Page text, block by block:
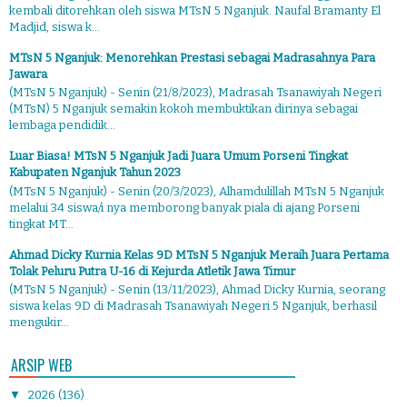
kembali ditorehkan oleh siswa MTsN 5 Nganjuk. Naufal Bramanty El
Madjid, siswa k...
MTsN 5 Nganjuk: Menorehkan Prestasi sebagai Madrasahnya Para
Jawara
(MTsN 5 Nganjuk) - Senin (21/8/2023), Madrasah Tsanawiyah Negeri
(MTsN) 5 Nganjuk semakin kokoh membuktikan dirinya sebagai
lembaga pendidik...
Luar Biasa! MTsN 5 Nganjuk Jadi Juara Umum Porseni Tingkat
Kabupaten Nganjuk Tahun 2023
(MTsN 5 Nganjuk) - Senin (20/3/2023), Alhamdulillah MTsN 5 Nganjuk
melalui 34 siswa/i nya memborong banyak piala di ajang Porseni
tingkat MT...
Ahmad Dicky Kurnia Kelas 9D MTsN 5 Nganjuk Meraih Juara Pertama
Tolak Peluru Putra U-16 di Kejurda Atletik Jawa Timur
(MTsN 5 Nganjuk) - Senin (13/11/2023), Ahmad Dicky Kurnia, seorang
siswa kelas 9D di Madrasah Tsanawiyah Negeri 5 Nganjuk, berhasil
mengukir...
ARSIP WEB
▼ 2026 (136)